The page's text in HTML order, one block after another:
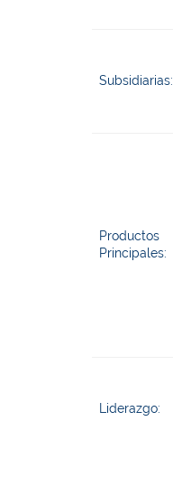
Subsidiarias:
Productos
Principales:
Liderazgo: